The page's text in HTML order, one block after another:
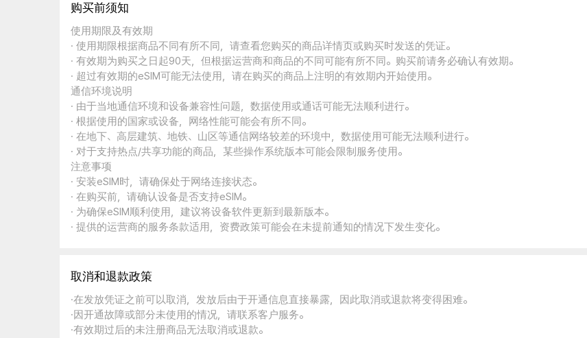
购买前须知
使用期限及有效期
· 使用期限根据商品不同有所不同，请查看您购买的商品详情页或购买时发送的凭证。
· 有效期为购买之日起90天，但根据运营商和商品的不同可能有所不同。购买前请务必确认有效期。
· 超过有效期的eSIM可能无法使用，请在购买的商品上注明的有效期内开始使用。
通信环境说明
· 由于当地通信环境和设备兼容性问题，数据使用或通话可能无法顺利进行。
· 根据使用的国家或设备，网络性能可能会有所不同。
· 在地下、高层建筑、地铁、山区等通信网络较差的环境中，数据使用可能无法顺利进行。
· 对于支持热点/共享功能的商品，某些操作系统版本可能会限制服务使用。
注意事项
· 安装eSIM时，请确保处于网络连接状态。
· 在购买前，请确认设备是否支持eSIM。
· 为确保eSIM顺利使用，建议将设备软件更新到最新版本。
· 提供的运营商的服务条款适用，资费政策可能会在未提前通知的情况下发生变化。
取消和退款政策
·在发放凭证之前可以取消，发放后由于开通信息直接暴露，因此取消或退款将变得困难。
·因开通故障或部分未使用的情况，请联系客户服务。
·有效期过后的未注册商品无法取消或退款。